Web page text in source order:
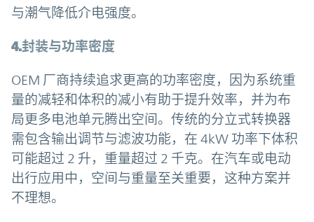
与潮气降低介电强度。
4.封装与功率密度
OEM 厂商持续追求更高的功率密度，因为系统重
量的减轻和体积的减小有助于提升效率，并为布
局更多电池单元腾出空间。传统的分立式转换器
需包含输出调节与滤波功能，在 4kW 功率下体积
可能超过 2 升，重量超过 2 千克。在汽车或电动
出行应用中，空间与重量至关重要，这种方案并
不理想。